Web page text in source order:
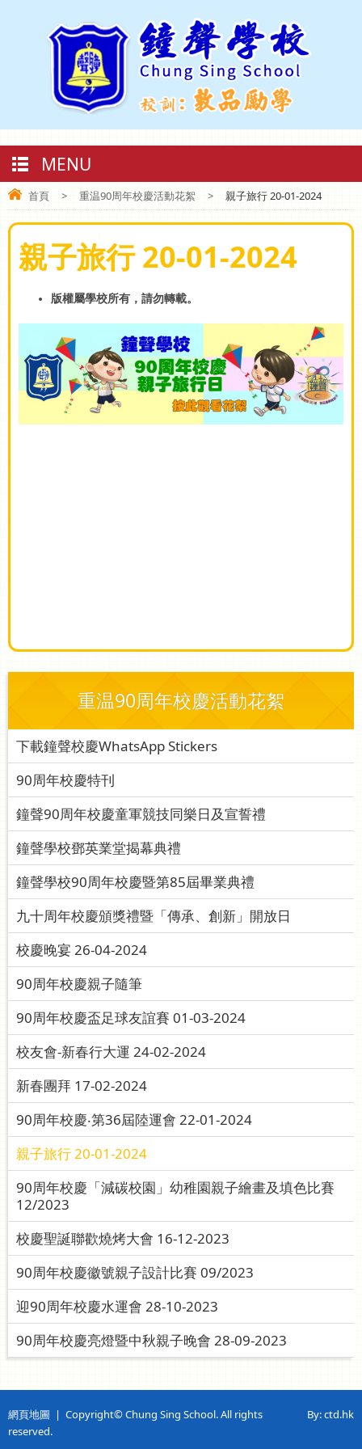
MENU
首頁 > 重温90周年校慶活動花絮 > 親子旅行 20-01-2024
親子旅行 20-01-2024
版權屬學校所有，請勿轉載。
重温90周年校慶活動花絮
下載鐘聲校慶WhatsApp Stickers
90周年校慶特刊
鐘聲90周年校慶童軍競技同樂日及宣誓禮
鐘聲學校鄧英業堂揭幕典禮
鐘聲學校90周年校慶暨第85屆畢業典禮
九十周年校慶頒獎禮暨「傳承、創新」開放日
校慶晚宴 26-04-2024
90周年校慶親子隨筆
90周年校慶盃足球友誼賽 01-03-2024
校友會-新春行大運 24-02-2024
新春團拜 17-02-2024
90周年校慶‧第36屆陸運會 22-01-2024
親子旅行 20-01-2024
90周年校慶「減碳校園」幼稚園親子繪畫及填色比賽
12/2023
校慶聖誕聯歡燒烤大會 16-12-2023
90周年校慶徽號親子設計比賽 09/2023
迎90周年校慶水運會 28-10-2023
90周年校慶亮燈暨中秋親子晚會 28-09-2023
網頁地圖 | Copyright© Chung Sing School. All rights
reserved.
By: ctd.hk